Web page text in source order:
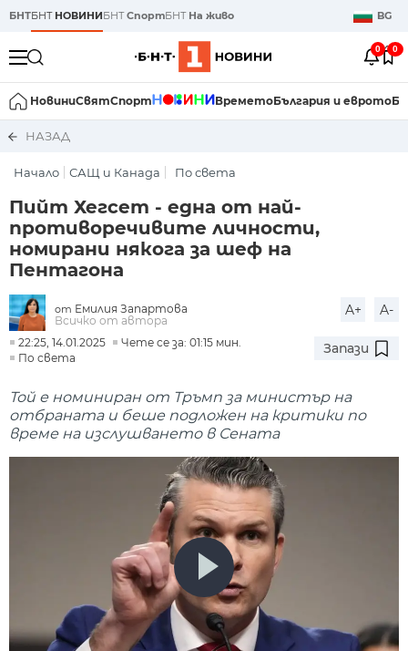
БНТБНТ НОВИНИБНТСпортБНТ На живо BG
0 0
НовиниСвятСпорт ВреметоБългария и еврото
НАЗАД
Начало САЩ и Канада По света
Пийт Хегсет - една от най-
противоречивите личности,
номирани някога за шеф на
Пентагона
от Емилия Запартова
Всичко от автора
A+ A-
22:25, 14.01.2025
Чете се за: 01:15 мин.
По света
Запази
Той е номиниран от Тръмп за министър на
отбраната и беше подложен на критики по
време на изслушването в Сената